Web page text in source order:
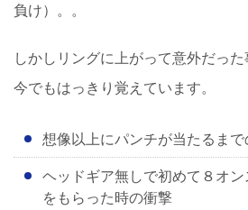
負け）。。
しかしリングに上がって意外だっ
今でもはっきり覚えています。
想像以上にパンチが当たるま
ヘッドギア無しで初めて８オ
をもらった時の衝撃